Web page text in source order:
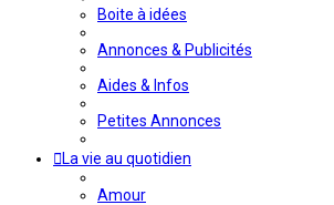
Boite à idées
Annonces & Publicités
Aides & Infos
Petites Annonces
La vie au quotidien
Amour